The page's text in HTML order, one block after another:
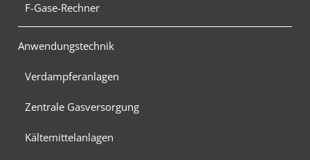
F-Gase-Rechner
Anwendungstechnik
Verdampferanlagen
Zentrale Gasversorgung
Kältemittelanlagen